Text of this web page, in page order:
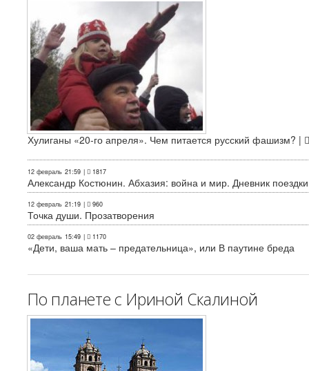
Хулиганы «20-го апреля». Чем питается русский фашизм? |
12 февраль 21:59 | 1817
Александр Костюнин. Абхазия: война и мир. Дневник поездки
12 февраль 21:19 | 960
Точка души. Прозатворения
02 февраль 15:49 | 1170
«Дети, ваша мать – предательница», или В паутине бреда
По планете с Ириной Скалиной